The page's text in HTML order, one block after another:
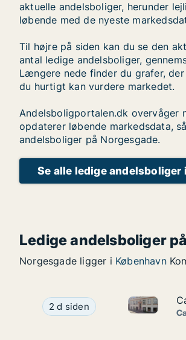
aktuelle andelsboliger, herunder
løbende med de nyeste
Til højre på siden kan du se den
antal ledige andelsboliger,
Længere nede finder du grafer,
du hurtigt kan vurdere markedet.
Andelsboligportalen.dk overvåger
opdaterer løbende markedsdata,
andelsboliger på Norgesgade.
Se alle ledige andelsboliger
Ledige andelsboliger
Norgesgade ligger i København
Ca. 85 m2 andelsbolig til
2 d siden Ca. 85 m2